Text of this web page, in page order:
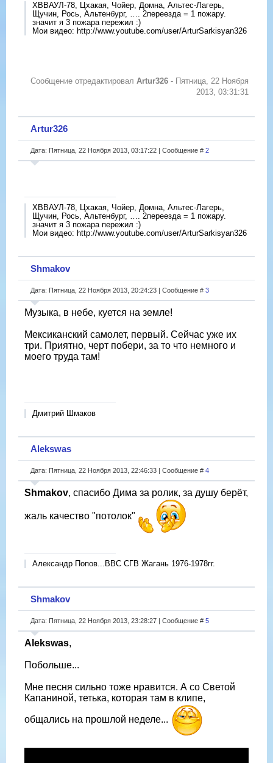
ХВВАУЛ-78, Цхакая, Чойер, Домна, Альтес-Лагерь,
Щучин, Рось, Альтенбург, …. 2переезда = 1 пожару.
значит я 3 пожара пережил :)
Мои видео: http://www.youtube.com/user/ArturSarkisyan326
Сообщение отредактировал Artur326 - Пятница, 22 Ноября
2013, 03:31:31
Artur326
Дата: Пятница, 22 Ноября 2013, 03:17:22 | Сообщение # 2
ХВВАУЛ-78, Цхакая, Чойер, Домна, Альтес-Лагерь,
Щучин, Рось, Альтенбург, …. 2переезда = 1 пожару.
значит я 3 пожара пережил :)
Мои видео: http://www.youtube.com/user/ArturSarkisyan326
Shmakov
Дата: Пятница, 22 Ноября 2013, 20:24:23 | Сообщение # 3
Музыка, в небе, куется на земле!
Мексиканский самолет, первый. Сейчас уже их
три. Приятно, черт побери, за то что немного и
моего труда там!
Дмитрий Шмаков
Alekswas
Дата: Пятница, 22 Ноября 2013, 22:46:33 | Сообщение # 4
Shmakov, спасибо Дима за ролик, за душу берёт,
жаль качество "потолок"
Александр Попов...ВВС СГВ Жагань 1976-1978гг.
Shmakov
Дата: Пятница, 22 Ноября 2013, 23:28:27 | Сообщение # 5
Alekswas,
Побольше...
Мне песня сильно тоже нравится. А со Светой
Капаниной, тетька, которая там в клипе,
общались на прошлой неделе...